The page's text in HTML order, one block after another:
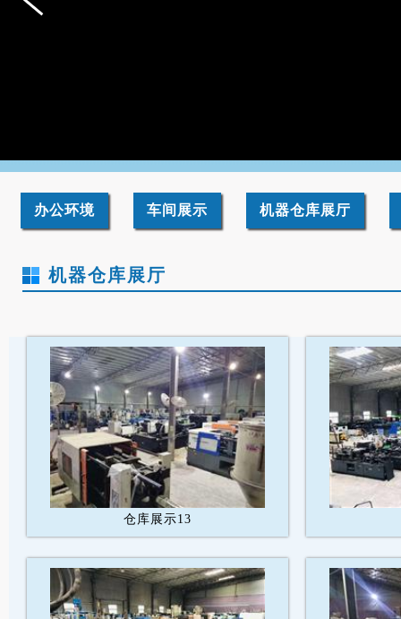
办公环境 车间展示 机器仓库展厅
机器仓库展厅
仓库展示13